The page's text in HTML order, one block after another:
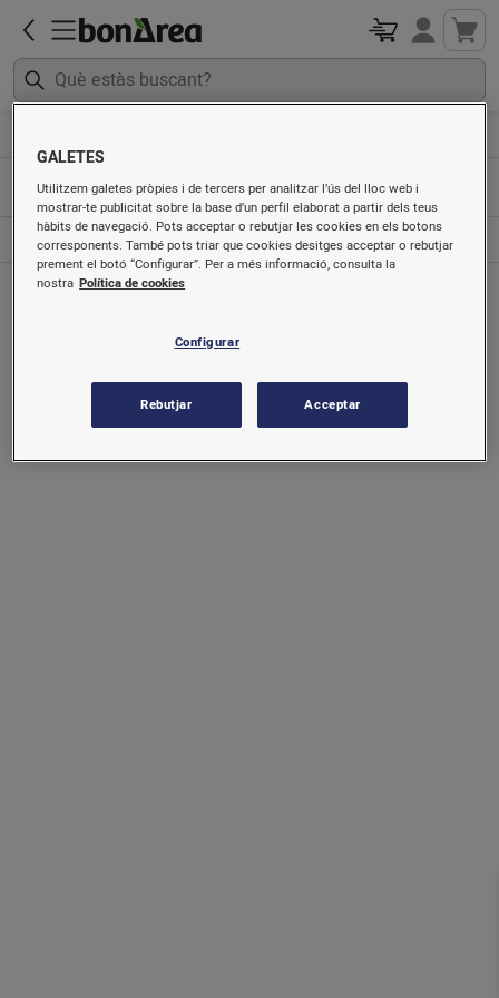
Farina i sèmola
Pasta
GALETES
Utilitzem galetes pròpies i de tercers per analitzar l’ús del lloc web i
mostrar-te publicitat sobre la base d’un perfil elaborat a partir dels teus
hàbits de navegació. Pots acceptar o rebutjar les cookies en els botons
corresponents. També pots triar que cookies desitges acceptar o rebutjar
prement el botó “Configurar”. Per a més informació, consulta la
nostra Política de cookies
Configurar
Rebutjar Acceptar